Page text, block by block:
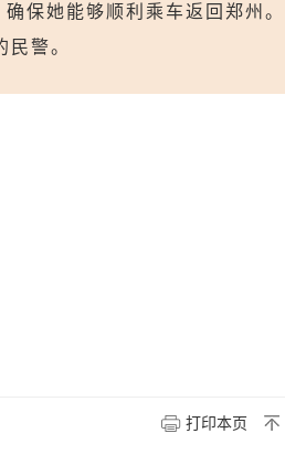
保她能够顺利乘车返回郑州。
警。
打印本页